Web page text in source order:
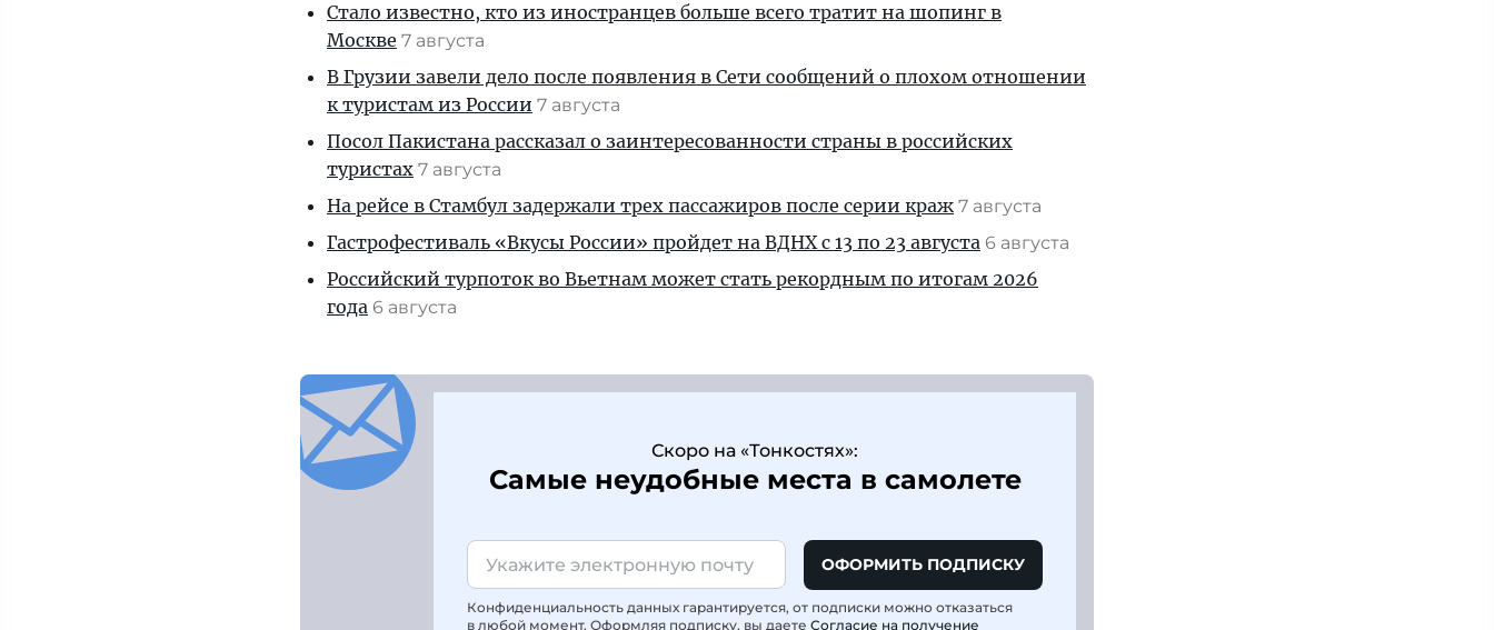
Стало известно, кто из иностранцев больше всего тратит на шопинг в
Москве 7 августа
В Грузии завели дело после появления в Сети сообщений о плохом отношении
к туристам из России 7 августа
Посол Пакистана рассказал о заинтересованности страны в российских
туристах 7 августа
На рейсе в Стамбул задержали трех пассажиров после серии краж 7 августа
Гастрофестиваль «Вкусы России» пройдет на ВДНХ с 13 по 23 августа 6 августа
Российский турпоток во Вьетнам может стать рекордным по итогам 2026
года 6 августа
Скоро на «Тонкостях»:
Самые неудобные места в самолете
ОФОРМИТЬ ПОДПИСКУ
Конфиденциальность данных гарантируется, от подписки можно отказаться
в любой момент. Оформляя подписку, вы даете Согласие на получение